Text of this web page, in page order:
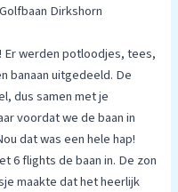
Dirkshorn
werden potloodjes, tees,
banaan uitgedeeld. De
dus samen met je
voordat we de baan in
dat was een hele hap!
6 flights de baan in. De zon
maakte dat het heerlijk